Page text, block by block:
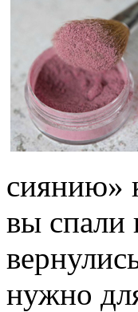
сиянию»
вы спали
нужно